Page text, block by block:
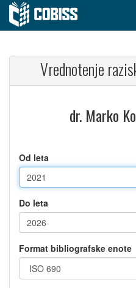
Vrednotenje
dr. Marko
Od leta
Do leta
Format bibliografske enote